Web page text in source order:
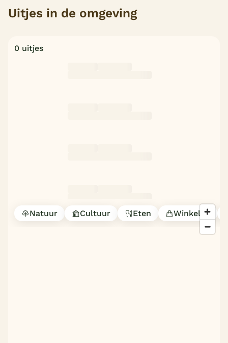
Uitjes in de omgeving
0 uitjes
Natuur Cultuur Eten Winkelen